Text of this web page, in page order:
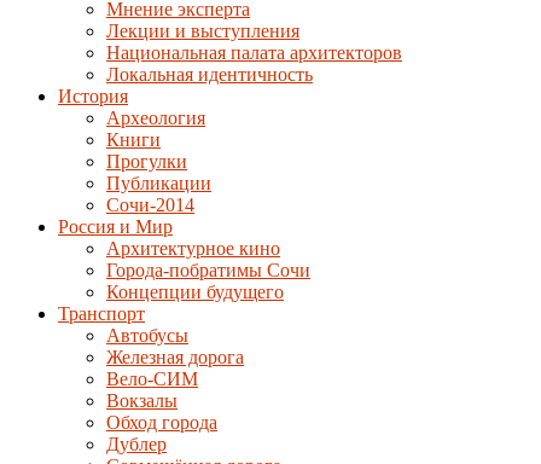
Мнение эксперта
Лекции и выступления
Национальная палата архитекторов
Локальная идентичность
История
Археология
Книги
Прогулки
Публикации
Сочи-2014
Россия и Мир
Архитектурное кино
Города-побратимы Сочи
Концепции будущего
Транспорт
Автобусы
Железная дорога
Вело-СИМ
Вокзалы
Обход города
Дублер